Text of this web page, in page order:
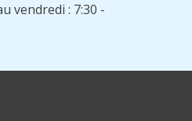
vendredi : 7:30 -